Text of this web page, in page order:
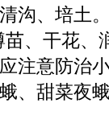
沟、培土
、干花、
注意防治
、甜菜夜